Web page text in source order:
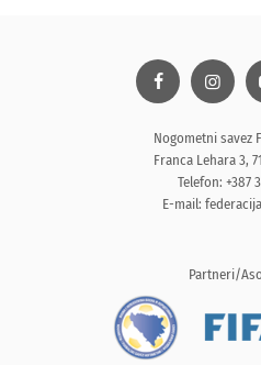
Nogometni savez
Franca Lehara 3,
Telefon: +387
E-mail:
Partneri/